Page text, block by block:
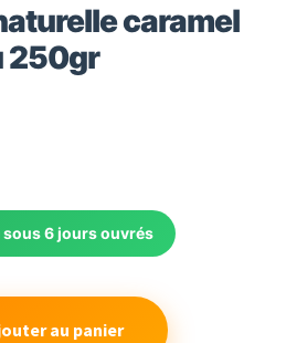
caramel
250gr
6 jours ouvrés
au panier